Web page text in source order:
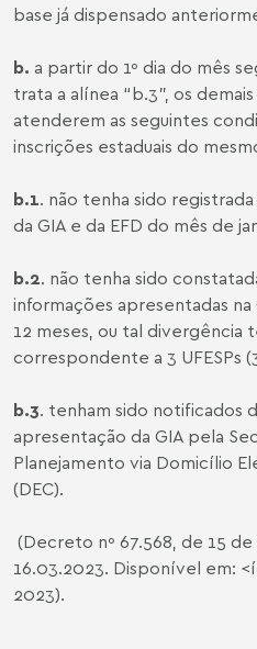
base já dispensado
b. a partir do 1º dia do mês
trata a alínea “b.3”, os
atenderem as seguintes
inscrições estaduais do
b.1. não tenha sido
da GIA e da EFD do mês de
b.2. não tenha sido
informações apresentadas na
12 meses, ou tal divergência
correspondente a 3 UFESPs
b.3. tenham sido notificados
apresentação da GIA pela
Planejamento via Domicílio
(DEC).
(Decreto nº 67.568, de 15
16.03.2023. Disponível em: <
2023).